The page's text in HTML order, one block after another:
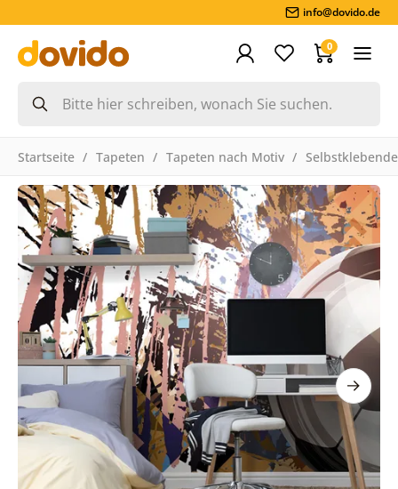
info@dovido.de
0
Startseite Tapeten Tapeten nach Motiv